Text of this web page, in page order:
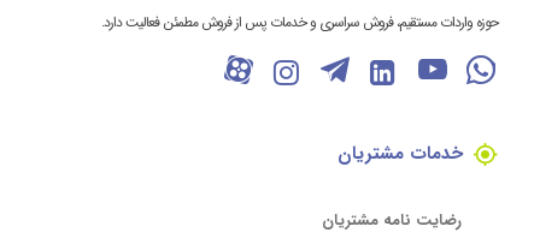
حوزه واردات مستقیم، فروش سراسری و خدمات پس از فروش مطمئن فعالیت دارد.
خدمات مشتریان
رضایت نامه مشتریان